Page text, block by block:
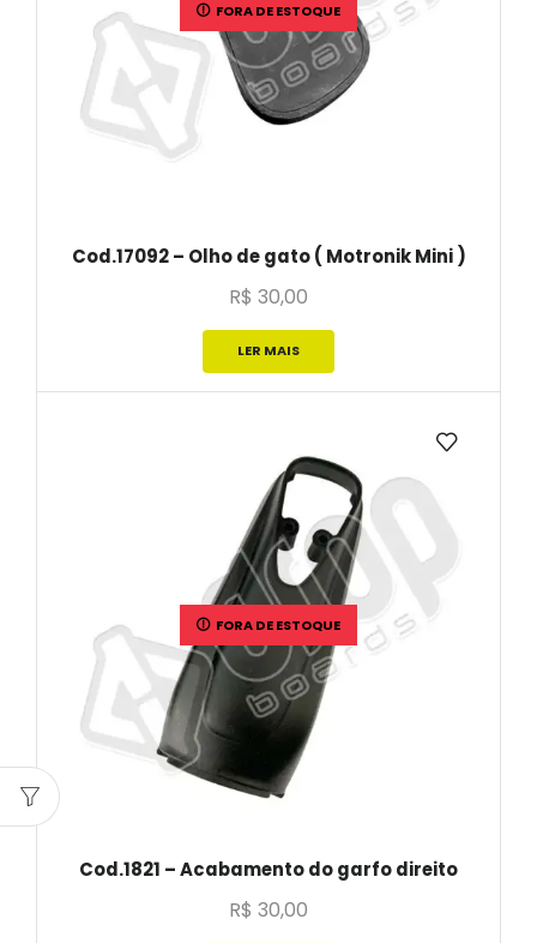
FORA DE ESTOQUE
Cod.17092 – Olho de gato ( Motronik Mini )
R$ 30,00
LER MAIS
FORA DE ESTOQUE
Cod.1821 – Acabamento do garfo direito
R$ 30,00